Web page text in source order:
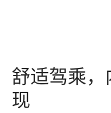
舒适驾乘
现